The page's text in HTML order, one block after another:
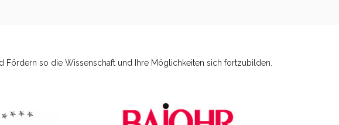
Fördern so die Wissenschaft und Ihre Möglichkeiten sich fortzubilden.